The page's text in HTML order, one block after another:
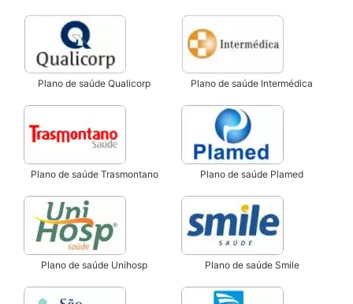
Plano de saúde Qualicorp Plano de saúde Intermédica
Plano de saúde Trasmontano Plano de saúde Plamed
Plano de saúde Unihosp Plano de saúde Smile